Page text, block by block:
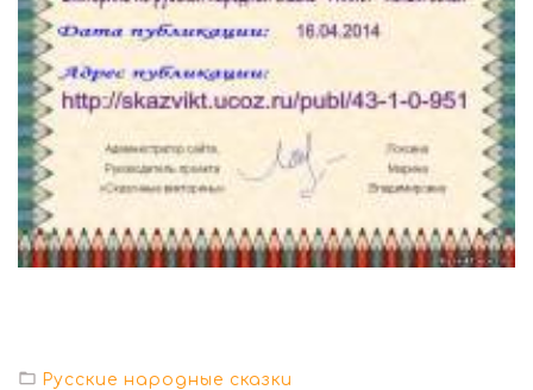
Русские народные сказки